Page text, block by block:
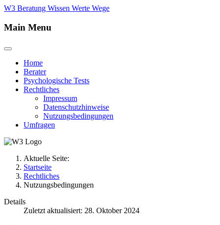
W3 Beratung Wissen Werte Wege
Main Menu
Home
Berater
Psychologische Tests
Rechtliches
Impressum
Datenschutzhinweise
Nutzungsbedingungen
Umfragen
Aktuelle Seite:
Startseite
Rechtliches
Nutzungsbedingungen
Details
Zuletzt aktualisiert: 28. Oktober 2024